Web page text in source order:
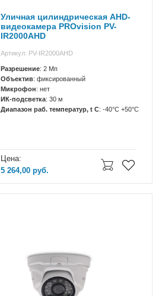
Уличная цилиндрическая AHD-
видеокамера PROvision PV-
IR2000AHD
Артикул: PV-IR2000AHD
Разрешение: 2 Мп
Объектив: фиксированный
Микрофон: нет
ИК-подсветка: 30 м
Диапазон раб. температур, t C: -40°C +50°C
Цена:
5 264,00 руб.